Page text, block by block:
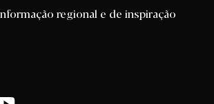
regional e de inspiração